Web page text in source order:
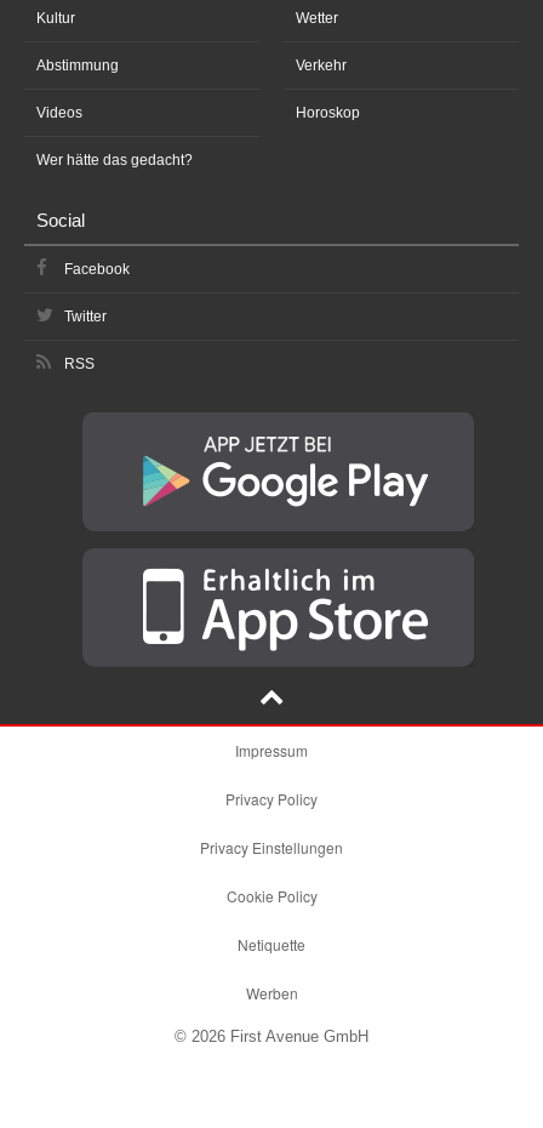
Kultur
Abstimmung
Videos
Wer hätte das gedacht?
Wetter
Verkehr
Horoskop
Social
Facebook
Twitter
RSS
Impressum
Privacy Policy
Privacy Einstellungen
Cookie Policy
Netiquette
Werben
© 2026 First Avenue GmbH